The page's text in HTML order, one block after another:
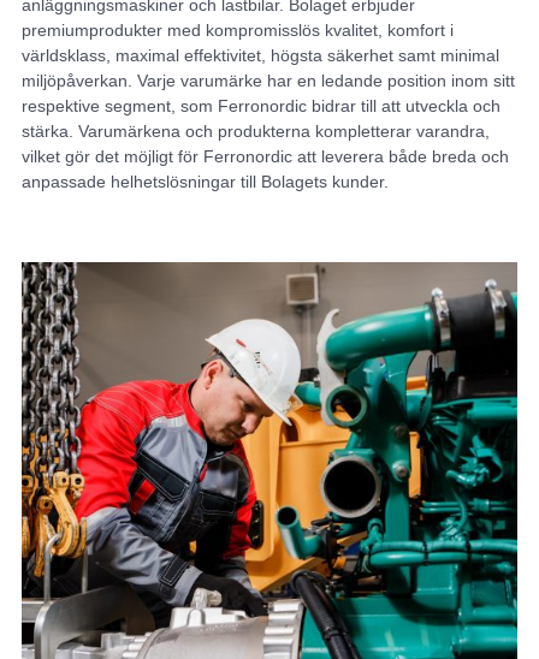
anläggningsmaskiner och lastbilar. Bolaget erbjuder
premiumprodukter med kompromisslös kvalitet, komfort i
världsklass, maximal effektivitet, högsta säkerhet samt minimal
miljöpåverkan. Varje varumärke har en ledande position inom sitt
respektive segment, som Ferronordic bidrar till att utveckla och
stärka. Varumärkena och produkterna kompletterar varandra,
vilket gör det möjligt för Ferronordic att leverera både breda och
anpassade helhetslösningar till Bolagets kunder.